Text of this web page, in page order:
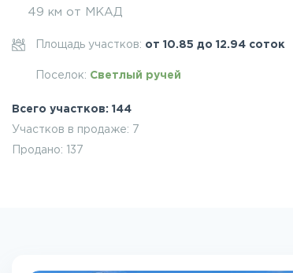
49 км от МКАД
Площадь участков: от 10.85 до 12.94 соток
Поселок: Светлый ручей
Всего участков: 144
Участков в продаже: 7
Продано: 137